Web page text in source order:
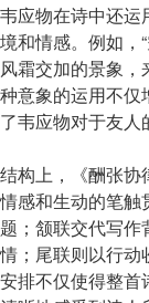
应物在诗中还
和情感。例如，
霜交加的景象
意象的运用不
韦应物对于友人
构上，《酬张
感和生动的笔
；颔联交代写
；尾联则以行
排不仅使得整